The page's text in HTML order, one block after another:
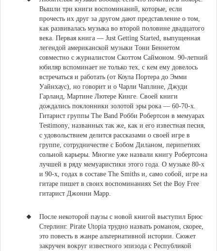
Вышли три книги воспоминаний, которые, если
прочесть их друг за другом дают представление о том,
как развивалась музыка во второй половине двадцатого
века. Первая книга — Just Getting Started, выпущенная
легендой американской музыки Тони Беннетом
совместно с журналистом Скоттом Саймоном. 90-летний
юбиляр вспоминает не только тех, с кем ему довелось
встречаться и работать (от Коула Портера до Эмми
Уайнхаус), но говорит и о Чарли Чаплине, Джуди
Гарланд, Мартине Лютере Кинге. Своей книги
дождались поклонники золотой эры рока — 60-70-х.
Гитарист группы The Band Робби Робертсон в мемуарах
Testimony, названных так же, как и его известная песня,
с удовольствием делится рассказами о своей игре в
группе, сотрудничестве с Бобом Диланом, перипетиях
сольной карьеры. Многие уже назвали книгу Робертсона
лучшей в ряду мемуаристики этого года. О музыке 80-х
и 90-х, годах в составе The Smiths и, само собой, игре на
гитаре пишет в своих воспоминаниях Set the Boy Free
гитарист Джонни Марр.
После некоторой паузы с новой книгой выступил Брюс
Стерлинг. Pirate Utopia трудно назвать романом, скорее,
это повесть в жанре альтернативной истории. Сюжет
закручен вокруг известного эпизода с Республикой